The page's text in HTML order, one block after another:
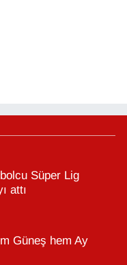
Süper Lig
attı
Güneş hem Ay